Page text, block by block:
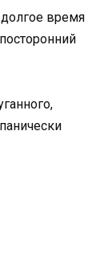
время